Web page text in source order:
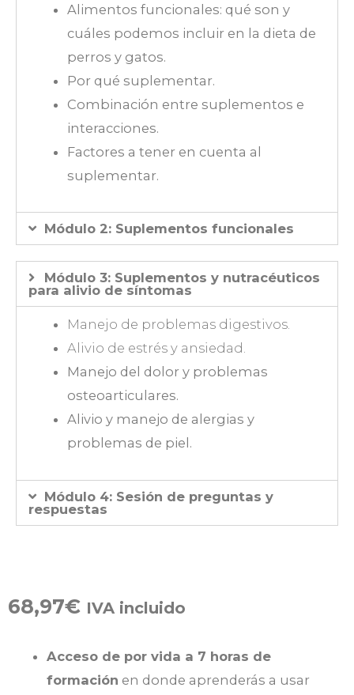
Alimentos funcionales: qué son y
cuáles podemos incluir en la dieta de
perros y gatos.
Por qué suplementar.
Combinación entre suplementos e
interacciones.
Factores a tener en cuenta al
suplementar.
Módulo 2: Suplementos funcionales
Módulo 3: Suplementos y nutracéuticos
para alivio de síntomas
Manejo de problemas digestivos.
Alivio de estrés y ansiedad.
Manejo del dolor y problemas
osteoarticulares.
Alivio y manejo de alergias y
problemas de piel.
Módulo 4: Sesión de preguntas y
respuestas
68,97€ IVA incluido
Acceso de por vida a 7 horas de
formación en donde aprenderás a usar